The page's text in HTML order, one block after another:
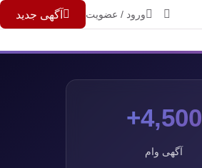
ورود / عضویت آگهی جدید
4,500+
آگهی وام